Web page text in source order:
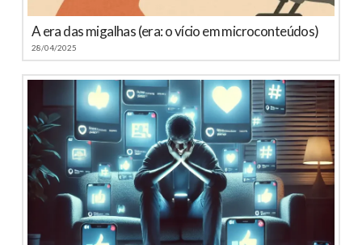
A era das migalhas (era: o vício em microconteúdos)
28/04/2025